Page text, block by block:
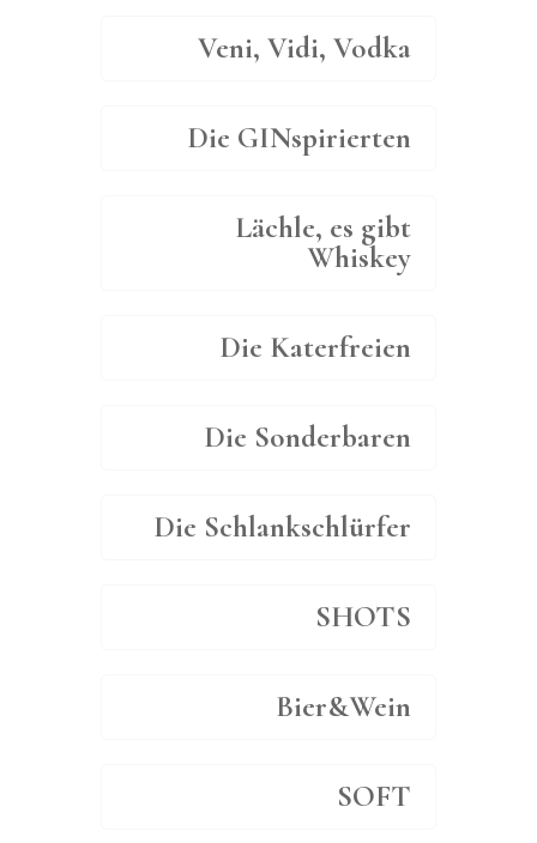
Veni, Vidi, Vodka
Die GINspirierten
Lächle, es gibt
Whiskey
Die Katerfreien
Die Sonderbaren
Die Schlankschlürfer
SHOTS
Bier&Wein
SOFT